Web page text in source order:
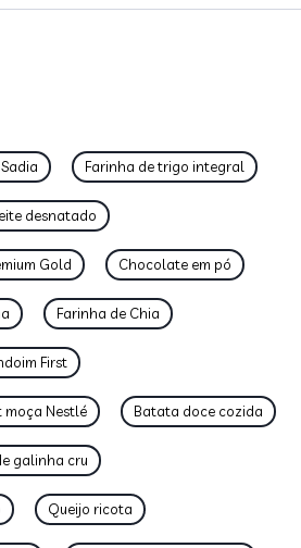
Farinha de trigo integral
desnatado
Gold Chocolate em pó
Farinha de Chia
First
moça Nestlé Batata doce cozida
galinha cru
Queijo ricota